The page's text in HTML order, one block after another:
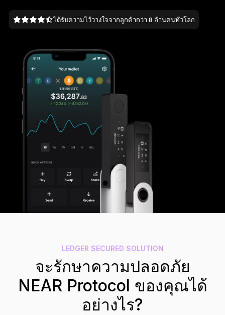
Ledger Nanoรุ่นมาตรฐาน
เลือกช็อป
Hardware Wallet
ระบบสำรองวลีกู้คืน
รุ่นลิมิเต็ด
Compare Ledger signers
ได้รับความไว้วางใจจากลูกค้ากว่า 8 ล้านคนทั่วโลก
LEDGER SECURED SOLUTION
จะรักษาความปลอดภัย
NEAR Protocol ของคุณได้
อย่างไร?